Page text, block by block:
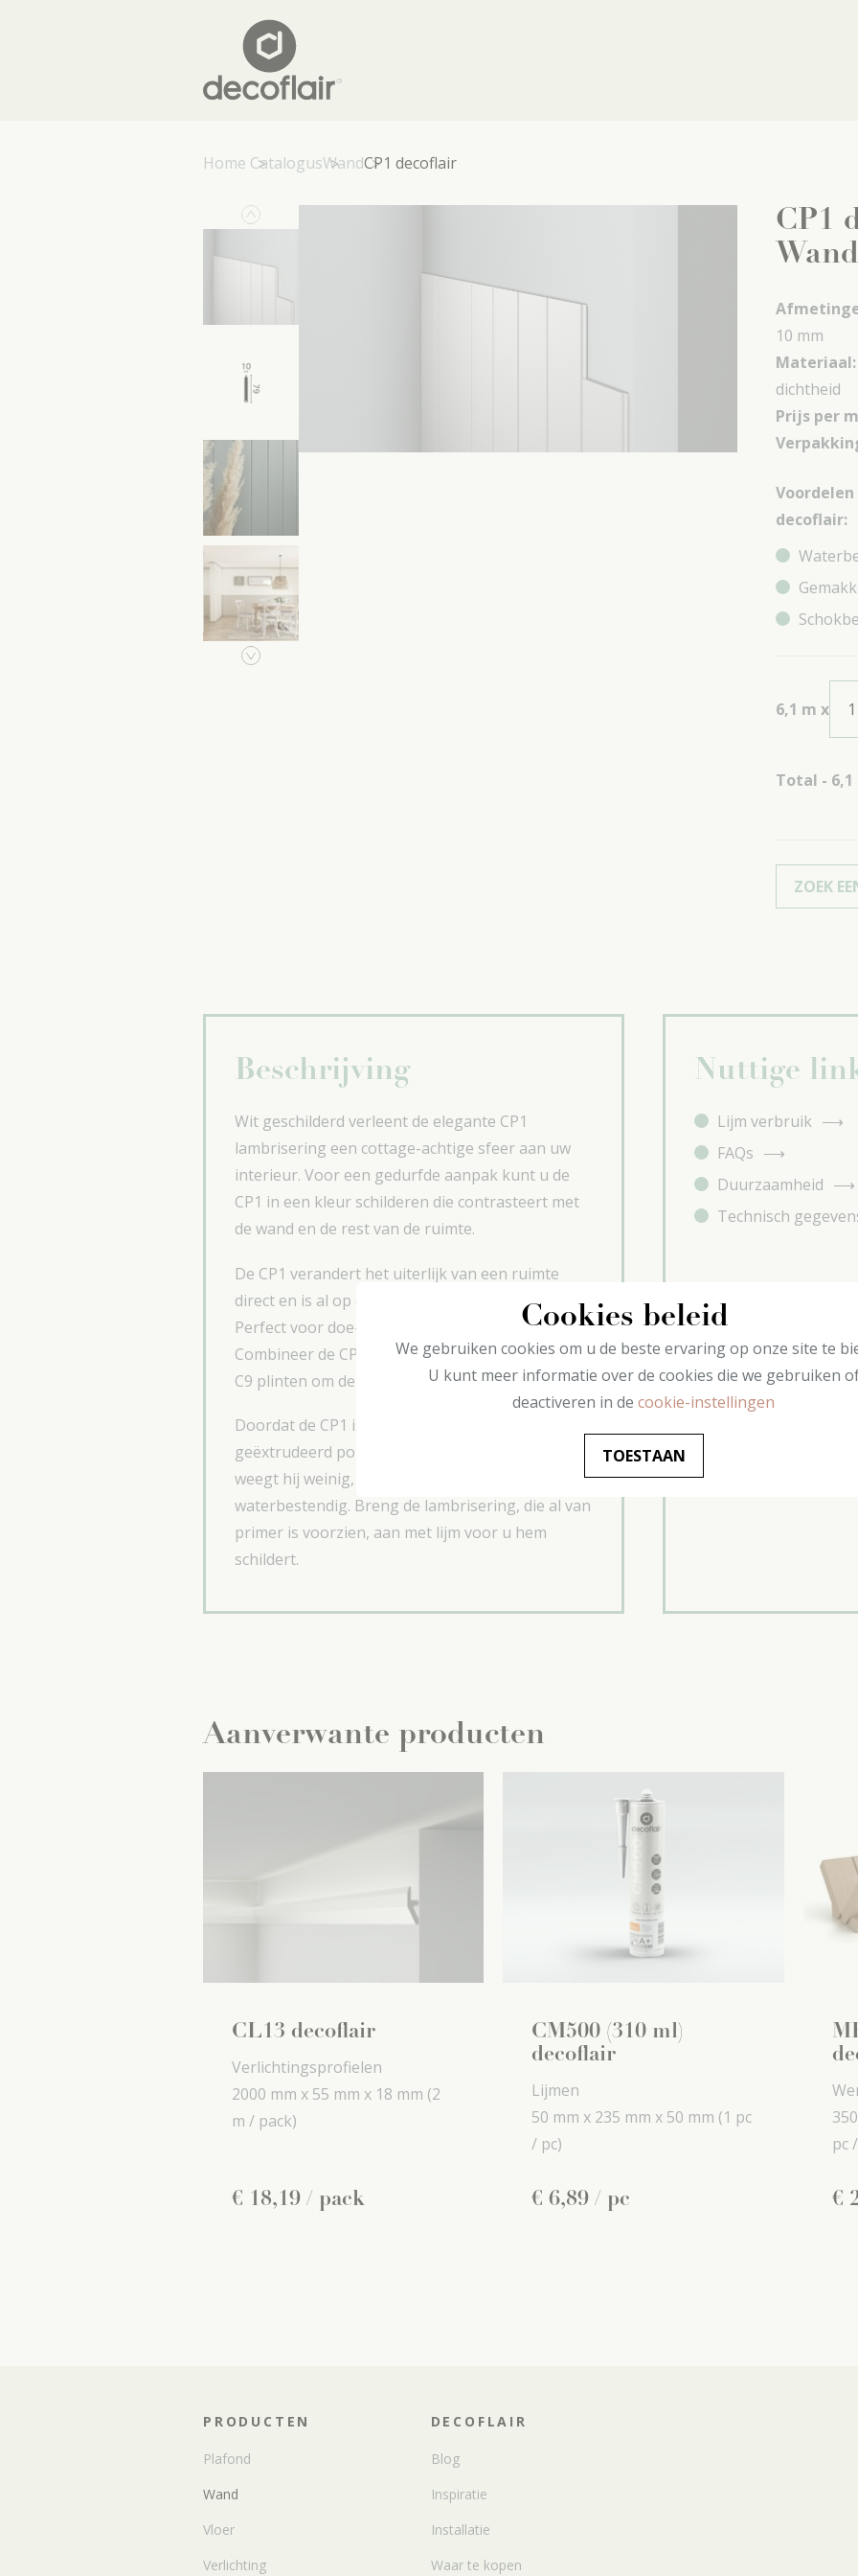
Home CatalogusWandCP1 decoflair
CP1
10 mm
Materiaal:
dichtheid
Prijs per
Voordelen
decoflair:
6,1 m x
Total - 6,1
ZOEK
Beschrijving
Wit geschilderd verleent de elegante CP1
lambrisering een cottage-achtige sfeer aan uw
interieur. Voor een gedurfde aanpak kunt u de
CP1 in een kleur schilderen die contrasteert met
de wand en de rest van de ruimte.
De CP1 verandert het uiterlijk van een ruimte
direct en is al op de ideale hoogte toegesneden.
Perfect voor doe-het-zelf-projecten dus.
Combineer de CP1 met de CL13 wandlijsten en de
C9 plinten om de look af te ronden.
Doordat de CP1 is gemaakt van duurzaam
geëxtrudeerd polymeer met hoge dichtheid
weegt hij weinig, maar is wel stootvast en 100%
waterbestendig. Breng de lambrisering, die al van
primer is voorzien, aan met lijm voor u hem
schildert.
Nuttige
Lijm verbruik
FAQs
Duurzaamheid
Technisch
Aanverwante producten
CL13 decoflair
Verlichtingsprofielen
2000 mm x 55 mm x 18 mm (2
m / pack)
€ 18,19 / pack
CM500 (310 ml)
decoflair
Lijmen
50 mm x 235 mm x 50 mm (1 pc
/ pc)
€6,89 / pc
pc
€
PRODUCTEN
Plafond
Wand
Vloer
Verlichting
DECOFLAIR
Blog
Inspiratie
Installatie
Waar te kopen
Cookies beleid
We gebruiken cookies om u de beste ervaring op onze site te
U kunt meer informatie over de cookies die we gebruiken
deactiveren in de cookie-instellingen
TOESTAAN